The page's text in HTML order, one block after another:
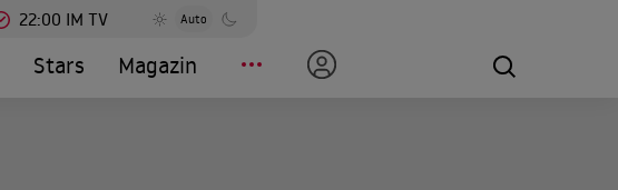
22:00 IM TV Auto
Stars Magazin